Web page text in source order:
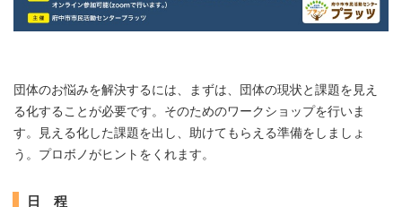
団体のお悩みを解決するには、まずは、団体の現状と課題を見え
る化することが必要です。そのためのワークショップを行いま
す。見える化した課題を出し、助けてもらえる準備をしましょ
う。プロボノがヒントをくれます。
日 程